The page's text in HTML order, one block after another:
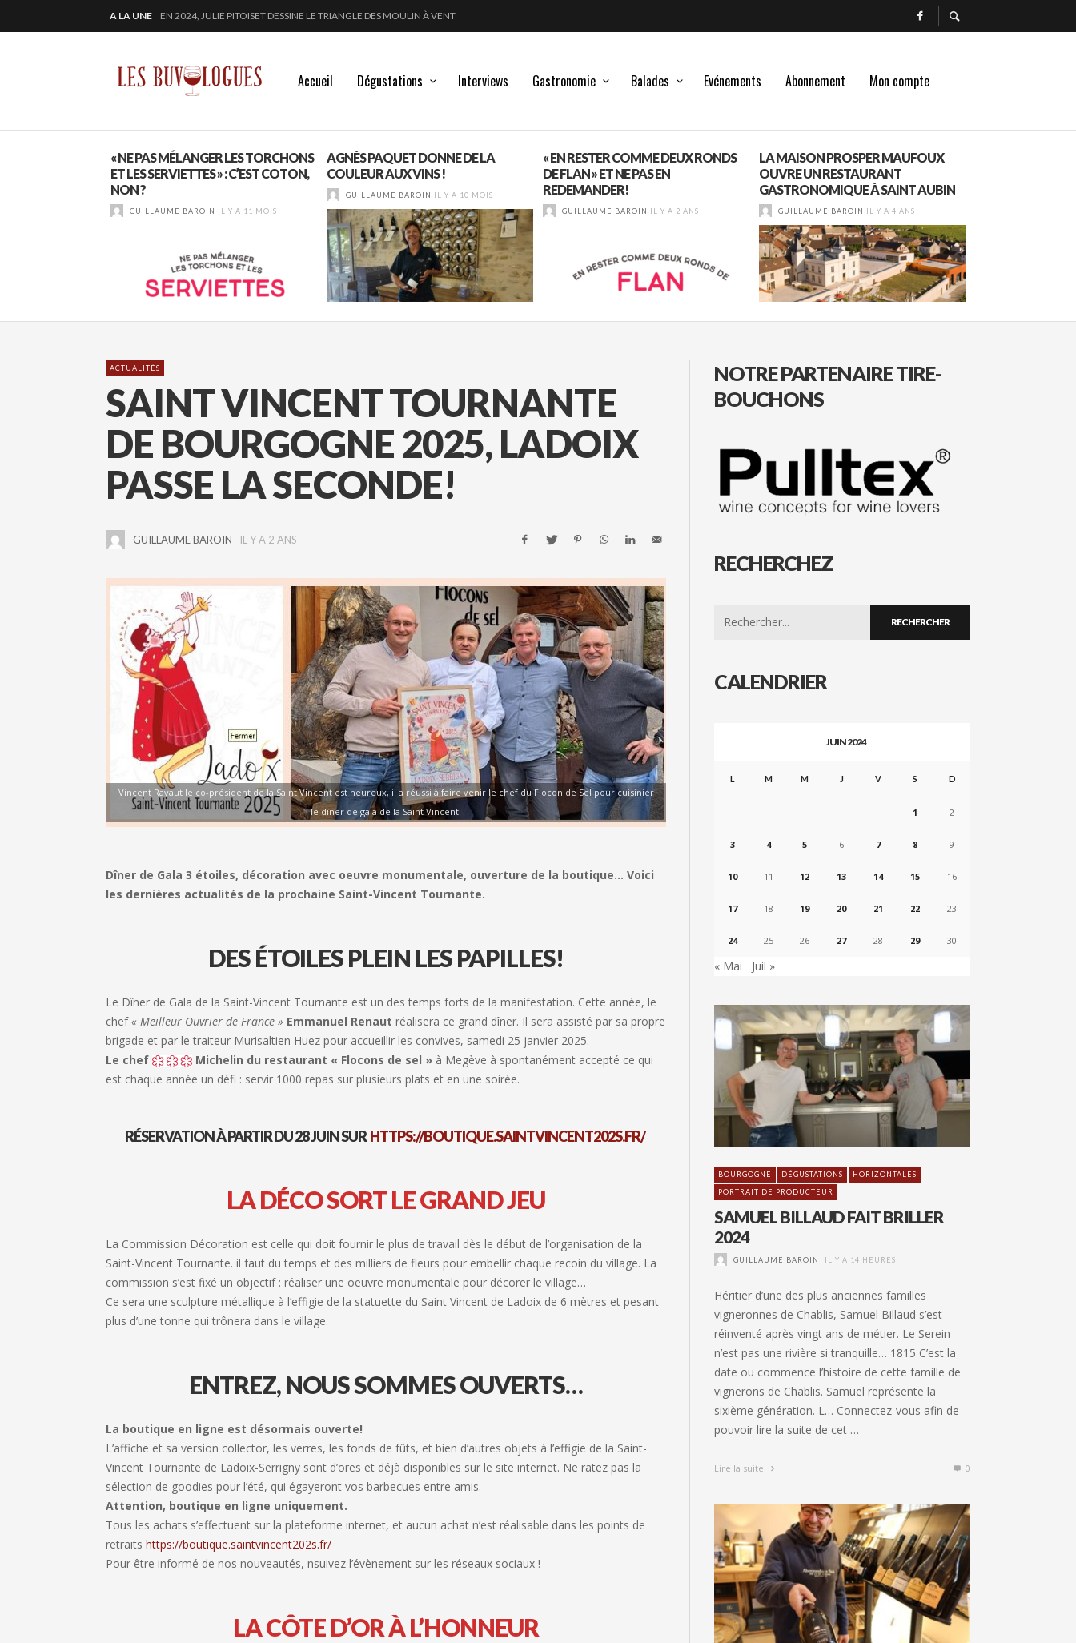
A LA UNE
EN 2024, JULIE PITOISET DESSINE LE TRIANGLE DES MOULIN À VENT
« SECRET D’OCÉAN » : LA MAISON BICHOT REPOUSSE LES FRONTIÈRES DE L’ÉLEVAGE DU VIN
CHEZ DOMINIQUE GRUHIER, C’EST BULLE, BLANC, ROUGE !
Accueil Dégustations Interviews Gastronomie Balades Evénements Abonnement Mon compte
« NE PAS MÉLANGER LES TORCHONS
ET LES SERVIETTES » : C’EST COTON,
NON ?
GUILLAUME BAROIN IL Y A 11 MOIS
AGNÈS PAQUET DONNE DE LA
COULEUR AUX VINS !
GUILLAUME BAROIN IL Y A 10 MOIS
« EN RESTER COMME DEUX RONDS
DE FLAN » ET NE PAS EN
REDEMANDER!
GUILLAUME BAROIN IL Y A 2 ANS
LA MAISON PROSPER MAUFOUX
OUVRE UN RESTAURANT
GASTRONOMIQUE À SAINT AUBIN
GUILLAUME BAROIN IL Y A 4 ANS
ACTUALITÉS
SAINT VINCENT TOURNANTE
DE BOURGOGNE 2025, LADOIX
PASSE LA SECONDE!
GUILLAUME BAROIN IL Y A 2 ANS
Vincent Ravaut le co-président de la Saint Vincent est heureux, il a réussi à faire venir le chef du Flocon de Sel pour cuisinier
le dîner de gala de la Saint Vincent!
Dîner de Gala 3 étoiles, décoration avec oeuvre monumentale, ouverture de la boutique… Voici
les dernières actualités de la prochaine Saint-Vincent Tournante.
DES ÉTOILES PLEIN LES PAPILLES!
Le Dîner de Gala de la Saint-Vincent Tournante est un des temps forts de la manifestation. Cette année, le
chef« Meilleur Ouvrier de France » Emmanuel Renaut réalisera ce grand dîner. Il sera assisté par sa propre
brigade et par le traiteur Murisaltien Huez pour accueillir les convives, samedi 25 janvier 2025.
Le chef
Michelin du restaurant « Flocons de sel » à Megève à spontanément accepté ce qui
est chaque année un défi : servir 1000 repas sur plusieurs plats et en une soirée.
RÉSERVATION À PARTIR DU 28 JUIN SURHTTPS://BOUTIQUE.SAINTVINCENT202S.FR/
LA DÉCO SORT LE GRAND JEU
La Commission Décoration est celle qui doit fournir le plus de travail dès le début de l’organisation de la
Saint-Vincent Tournante. il faut du temps et des milliers de fleurs pour embellir chaque recoin du village. La
commission s’est fixé un objectif : réaliser une oeuvre monumentale pour décorer le village…
Ce sera une sculpture métallique à l’effigie de la statuette du Saint Vincent de Ladoix de 6 mètres et pesant
plus d’une tonne qui trônera dans le village.
ENTREZ, NOUS SOMMES OUVERTS…
La boutique en ligne est désormais ouverte!
L’affiche et sa version collector, les verres, les fonds de fûts, et bien d’autres objets à l’effigie de la Saint-
Vincent Tournante de Ladoix-Serrigny sont d’ores et déjà disponibles sur le site internet. Ne ratez pas la
sélection de goodies pour l’été, qui égayeront vos barbecues entre amis.
Attention, boutique en ligne uniquement.
Tous les achats s’effectuent sur la plateforme internet, et aucun achat n’est réalisable dans les points de
retraits https://boutique.saintvincent202s.fr/
Pour être informé de nos nouveautés, nsuivez l’évènement sur les réseaux sociaux !
LA CÔTE D’OR À L’HONNEUR
NOTRE PARTENAIRE TIRE-
BOUCHONS
RECHERCHEZ
CALENDRIER
JUIN 2024
L M M J V S D
1 2
3 4 5 6 7 8 9
10 11 12 13 14 15 16
17 18 19 20 21 22 23
24 25 26 27 28 29 30
« Mai Juil »
BOURGOGNE DÉGUSTATIONS
HORIZONTALES
PORTRAIT DE PRODUCTEUR
SAMUEL BILLAUD FAIT BRILLER
2024
GUILLAUME BAROIN IL Y A 14 HEURES
Héritier d’une des plus anciennes familles
vigneronnes de Chablis, Samuel Billaud s’est
réinventé après vingt ans de métier. Le Serein
n’est pas une rivière si tranquille… 1815 C’est la
date ou commence l’histoire de cette famille de
vignerons de Chablis. Samuel représente la
sixième génération. L… Connectez-vous afin de
pouvoir lire la suite de cet …
Lire la suite 0